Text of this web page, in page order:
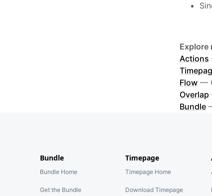
Explore
Actions
Flow —
Overlap
Bundle
Bundle
Bundle Home
Get the Bundle
Timepage
Timepage Home
Download Timepage